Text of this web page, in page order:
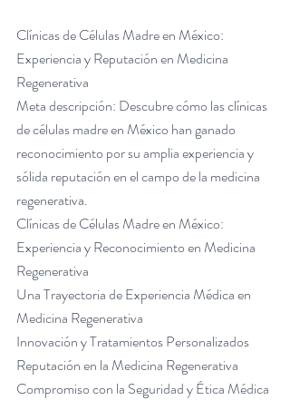
Clínicas de Células Madre en México:
Experiencia y Reputación en Medicina
Regenerativa
Meta descripción: Descubre cómo las clínicas
de células madre en México han ganado
reconocimiento por su amplia experiencia y
sólida reputación en el campo de la medicina
regenerativa.
Clínicas de Células Madre en México:
Experiencia y Reconocimiento en Medicina
Regenerativa
Una Trayectoria de Experiencia Médica en
Medicina Regenerativa
Innovación y Tratamientos Personalizados
Reputación en la Medicina Regenerativa
Compromiso con la Seguridad y Ética Médica